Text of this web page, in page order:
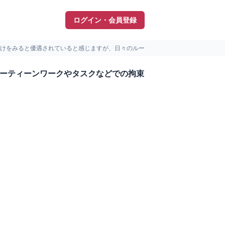
ログイン・会員登録
をみると優遇されていると感じますが、日々のルーティー...
ティーンワークやタスクなどでの拘束